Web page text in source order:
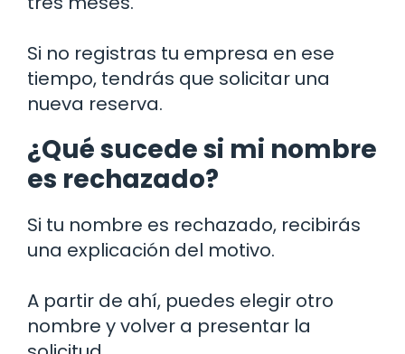
Si no registras tu empresa en ese
tiempo, tendrás que solicitar una
nueva reserva.
¿Qué sucede si mi nombre
es rechazado?
Si tu nombre es rechazado, recibirás
una explicación del motivo.
A partir de ahí, puedes elegir otro
nombre y volver a presentar la